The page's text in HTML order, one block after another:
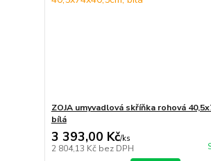
ZOJA umyvadlová skříňka rohová
bílá
3 393,00 Kč/ks
2 804,13 Kč bez DPH